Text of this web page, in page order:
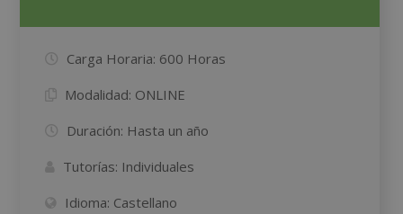
Carga Horaria: 600 Horas
Modalidad: ONLINE
Duración: Hasta un año
Tutorías: Individuales
Idioma: Castellano